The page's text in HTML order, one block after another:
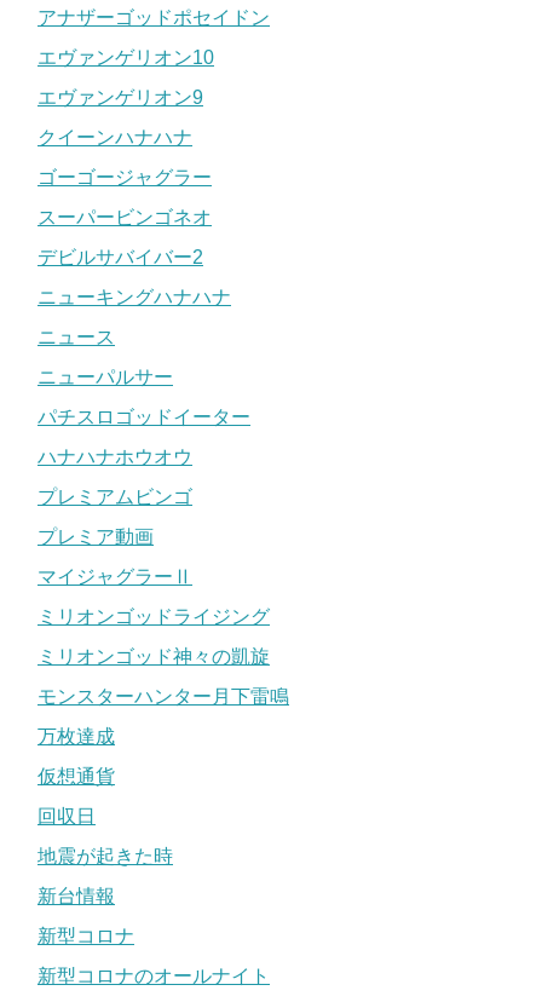
アナザーゴッドポセイドン
エヴァンゲリオン10
エヴァンゲリオン9
クイーンハナハナ
ゴーゴージャグラー
スーパービンゴネオ
デビルサバイバー2
ニューキングハナハナ
ニュース
ニューパルサー
パチスロゴッドイーター
ハナハナホウオウ
プレミアムビンゴ
プレミア動画
マイジャグラーⅡ
ミリオンゴッドライジング
ミリオンゴッド神々の凱旋
モンスターハンター月下雷鳴
万枚達成
仮想通貨
回収日
地震が起きた時
新台情報
新型コロナ
新型コロナのオールナイト